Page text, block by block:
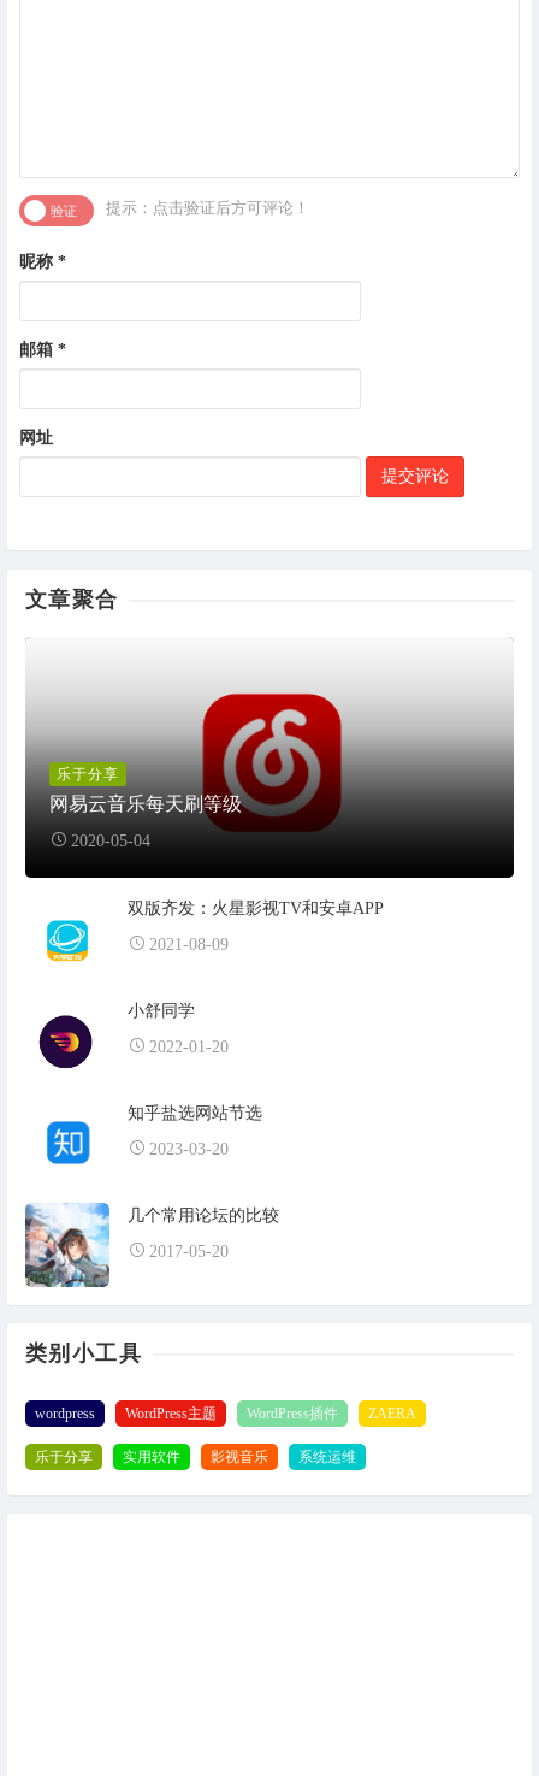
提示：点击验证后方可评论！
昵称 *
邮箱 *
网址
文章聚合
乐于分享
网易云音乐每天刷等级
2020-05-04
双版齐发：火星影视TV和安卓APP
2021-08-09
小舒同学
2022-01-20
知乎盐选网站节选
2023-03-20
几个常用论坛的比较
2017-05-20
类别小工具
wordpress WordPress主题 WordPress插件 ZAERA
乐于分享 实用软件 影视音乐 系统运维